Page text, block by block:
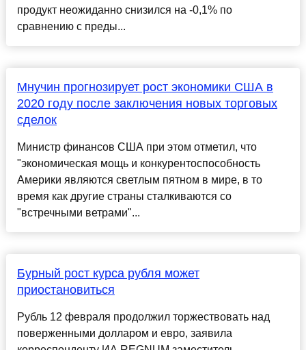
продукт неожиданно снизился на -0,1% по
сравнению с преды...
Мнучин прогнозирует рост экономики США в
2020 году после заключения новых торговых
сделок
Министр финансов США при этом отметил, что
"экономическая мощь и конкурентоспособность
Америки являются светлым пятном в мире, в то
время как другие страны сталкиваются со
"встречными ветрами"...
Бурный рост курса рубля может
приостановиться
Рубль 12 февраля продолжил торжествовать над
поверженными долларом и евро, заявила